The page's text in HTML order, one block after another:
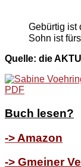
Gebürtig
Sohn ist
Quelle: die
PDF
Buch lesen?
-> Amazon
-> Gmeiner